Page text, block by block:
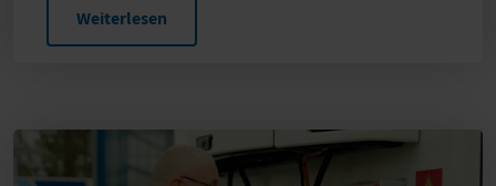
Weiterlesen